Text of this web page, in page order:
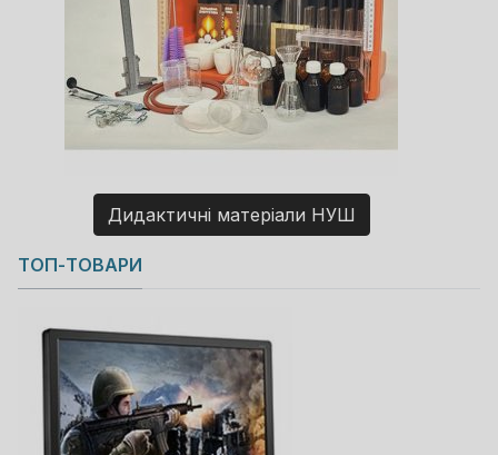
Дидактичні матеріали НУШ
Copyright MAXXmarketing GmbH
JoomShopping Download & Support
ТОП-ТОВАРИ